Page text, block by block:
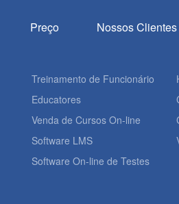
Preço NossosClientes
Treinamento de Funcionário
Educatores
Venda de Cursos On-line
Software LMS
Software On-line de Testes